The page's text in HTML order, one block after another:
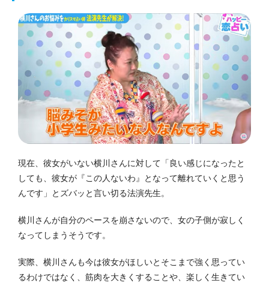
現在、彼女がいない横川さんに対して「良い感じになったと
しても、彼女が『この人ないわ』となって離れていくと思う
んです」とズバッと言い切る法演先生。
横川さんが自分のペースを崩さないので、女の子側が寂しく
なってしまうそうです。
実際、横川さんも今は彼女がほしいとそこまで強く思ってい
るわけではなく、筋肉を大きくすることや、楽しく生きてい